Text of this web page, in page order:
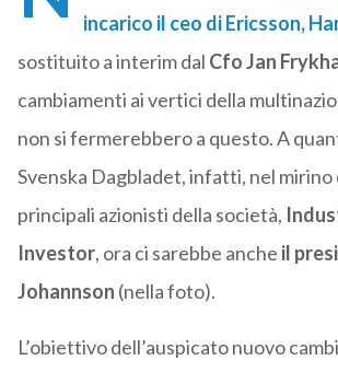
incarico il ceo di Ericsson,
sostituito a interim dal Cfo Jan
cambiamenti ai vertici della
non si fermerebbero a questo. A
Svenska Dagbladet, infatti, nel mirino
principali azionisti della società,
Investor, ora ci sarebbe anche il
Johannson (nella foto).
L’obiettivo dell’auspicato nuovo